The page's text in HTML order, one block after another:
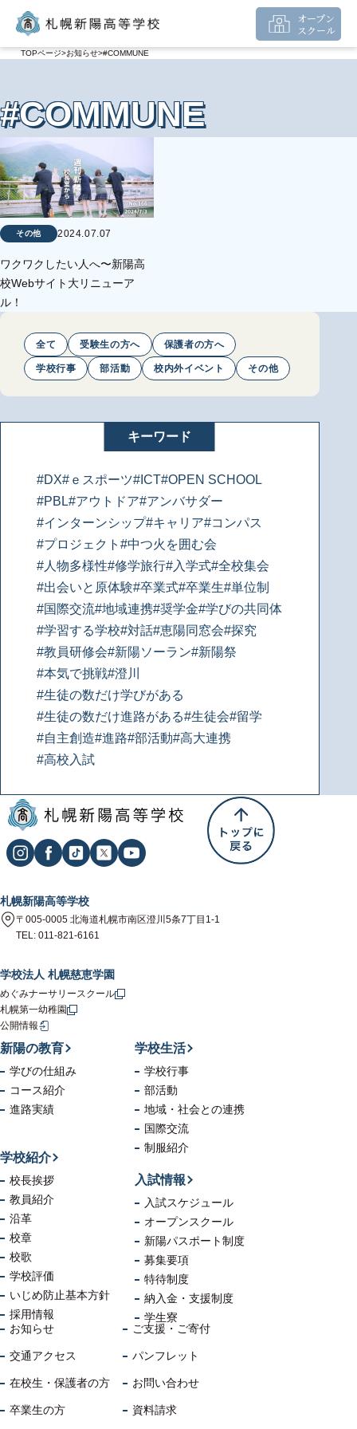
オープン
スクール
TOPページ お知らせ #COMMUNE
#COMMUNE
その他 2024.07.07
ワクワクしたい人へ〜新陽高
校Webサイト大リニューア
ル！
全て 受験生の方へ 保護者の方へ
学校行事 部活動 校内外イベント その他
キーワード
#DX#ｅスポーツ#ICT#OPEN SCHOOL
#PBL#アウトドア#アンバサダー
#インターンシップ#キャリア#コンパス
#プロジェクト #中つ火を囲む会
#人物多様性#修学旅行#入学式#全校集会
#出会いと原体験#卒業式#卒業生#単位制
#国際交流#地域連携#奨学金#学びの共同体
#学習する学校#対話#恵陽同窓会#探究
#教員研修会#新陽ソーラン#新陽祭
#本気で挑戦#澄川
#生徒の数だけ学びがある
#生徒の数だけ進路がある#生徒会#留学
#自主創造#進路#部活動#高大連携
#高校入試
札幌新陽高等学校
〒005-0005 北海道札幌市南区澄川5条7丁目1-1
TEL: 011-821-6161
学校法人 札幌慈恵学園
めぐみナーサリースクール
札幌第一幼稚園
公開情報
新陽の教育
学びの仕組み
コース紹介
進路実績
学校生活
学校行事
部活動
地域・社会との連携
国際交流
制服紹介
学校紹介
校長挨拶
教員紹介
沿革
校章
校歌
学校評価
いじめ防止基本方針
採用情報
入試情報
入試スケジュール
オープンスクール
新陽パスポート制度
募集要項
特待制度
納入金・支援制度
学生寮
お知らせ
交通アクセス
在校生・保護者の方
卒業生の方
ご支援・ご寄付
パンフレット
お問い合わせ
資料請求